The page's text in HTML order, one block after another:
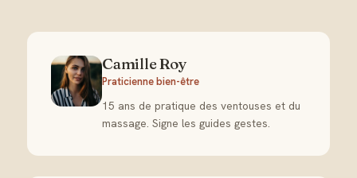
Camille Roy
Praticienne bien-être
15 ans de pratique des ventouses et du
massage. Signe les guides gestes.